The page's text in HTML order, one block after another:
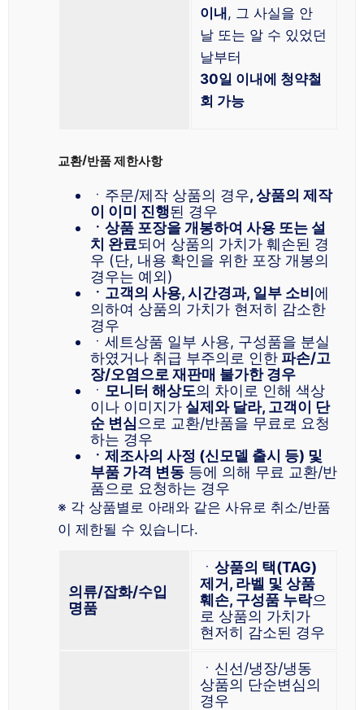
이내, 그 사실을 안
날 또는 알 수 있었던
날부터
30일 이내에 청약철
회 가능
교환/반품 제한사항
ㆍ주문/제작 상품의 경우, 상품의 제작
이 이미 진행된 경우
ㆍ상품 포장을 개봉하여 사용 또는 설
치 완료되어 상품의 가치가 훼손된 경
우 (단, 내용 확인을 위한 포장 개봉의
경우는 예외)
ㆍ고객의 사용, 시간경과, 일부 소비에
의하여 상품의 가치가 현저히 감소한
경우
ㆍ세트상품 일부 사용, 구성품을 분실
하였거나 취급 부주의로 인한 파손/고
장/오염으로 재판매 불가한 경우
ㆍ 모니터 해상도의 차이로 인해 색상
이나 이미지가 실제와 달라, 고객이 단
순 변심 으로 교환/반품을 무료로 요청
하는 경우
ㆍ제조사의 사정 (신모델 출시 등) 및
부품 가격 변동 등에 의해 무료 교환/반
품으로 요청하는 경우
※ 각 상품별로 아래와 같은 사유로 취소/반품
이 제한될 수 있습니다.
의류/잡화/수입
명품
ㆍ 상품의 택(TAG)
제거, 라벨 및 상품
훼손, 구성품 누락으
로 상품의 가치가
현저히 감소된 경우
ㆍ신선/냉장/냉동
상품의 단순변심의
경우